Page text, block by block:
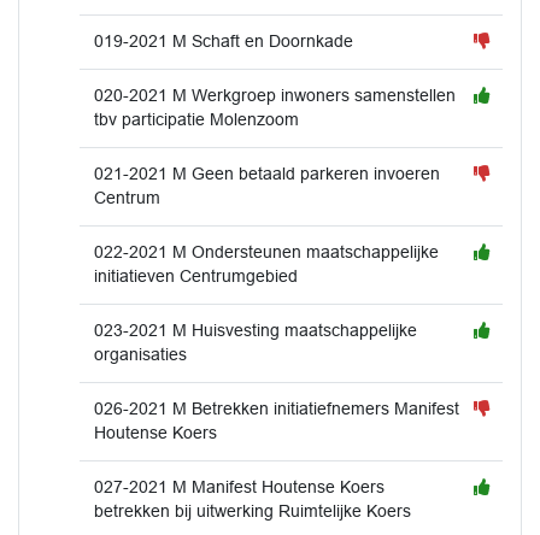
019-2021 M Schaft en Doornkade
020-2021 M Werkgroep inwoners samenstellen
tbv participatie Molenzoom
021-2021 M Geen betaald parkeren invoeren
Centrum
022-2021 M Ondersteunen maatschappelijke
initiatieven Centrumgebied
023-2021 M Huisvesting maatschappelijke
organisaties
026-2021 M Betrekken initiatiefnemers Manifest
Houtense Koers
027-2021 M Manifest Houtense Koers
betrekken bij uitwerking Ruimtelijke Koers